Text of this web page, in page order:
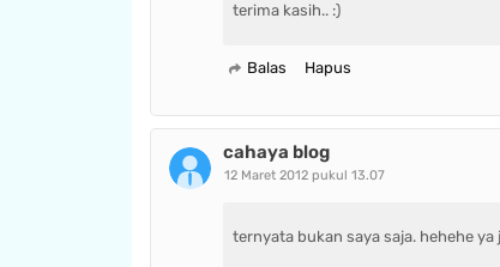
terima kasih.. :)
Balas Hapus
cahaya blog
12 Maret 2012 pukul 13.07
ternyata bukan saya saja. hehehe ya